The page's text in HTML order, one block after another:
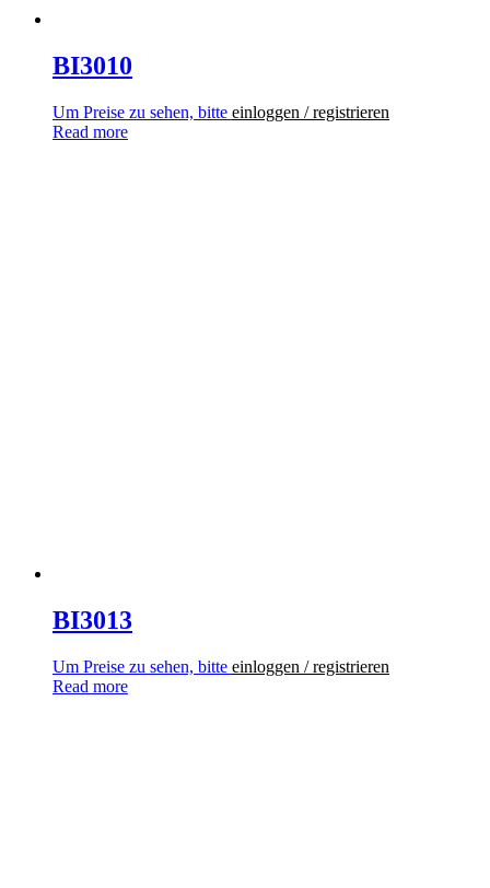
BI3010
Um Preise zu sehen, bitte einloggen / registrieren
Read more
BI3013
Um Preise zu sehen, bitte einloggen / registrieren
Read more